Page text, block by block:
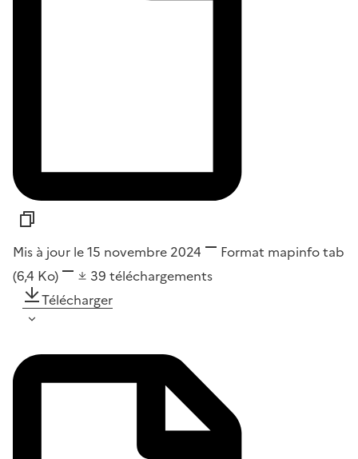
Mis à jour le 15 novembre 2024 Format mapinfo tab
(6,4 Ko)
39 téléchargements
Télécharger